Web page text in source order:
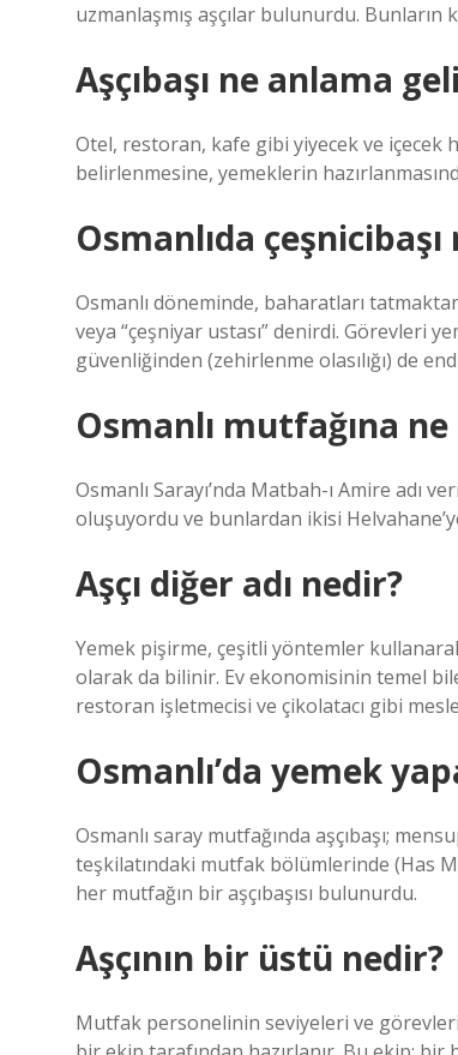
uzmanlaşmış aşçılar bulunurdu. Bunların
Aşçıbaşı ne anlama
Otel, restoran, kafe gibi yiyecek ve
belirlenmesine, yemeklerin
Osmanlıda
Osmanlı döneminde, baharatları
veya “çeşniyar ustası” denirdi. Görevleri
güvenliğinden (zehirlenme olasılığı) de
Osmanlı mutfağına
Osmanlı Sarayı’nda Matbah-ı Amire
oluşuyordu ve bunlardan ikisi
Aşçı diğer adı nedir?
Yemek pişirme, çeşitli yöntemler
olarak da bilinir. Ev ekonomisinin temel
restoran işletmecisi ve çikolatacı gibi
Osmanlı’da yemek
Osmanlı saray mutfağında aşçıbaşı;
teşkilatındaki mutfak bölümlerinde (Has
her mutfağın bir aşçıbaşısı bulunurdu.
Aşçının bir üstü nedir?
Mutfak personelinin seviyeleri ve